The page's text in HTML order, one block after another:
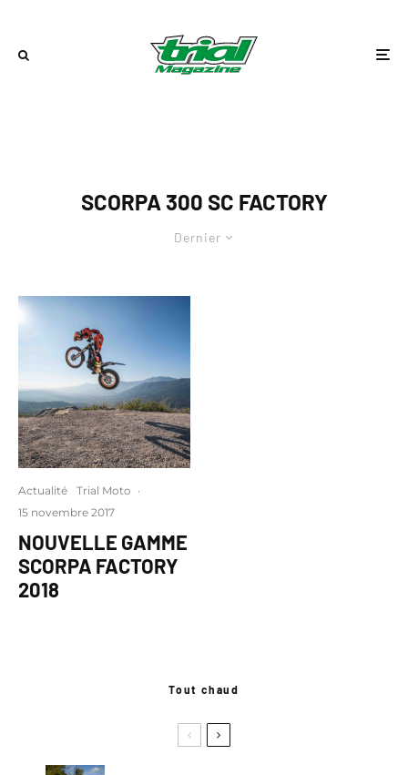
SCORPA 300 SC FACTORY
Dernier
Actualité Trial Moto ·
15 novembre 2017
NOUVELLE GAMME
SCORPA FACTORY
2018
Tout chaud